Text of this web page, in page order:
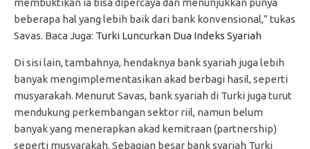
beberapa hal yang lebih baik dari bank konvensional,” tukas
Savas. Baca Juga: Turki Luncurkan Dua Indeks Syariah
Di sisi lain, tambahnya, hendaknya bank syariah juga lebih
banyak mengimplementasikan akad berbagi hasil, seperti
musyarakah. Menurut Savas, bank syariah di Turki juga turut
mendukung perkembangan sektor riil, namun belum
banyak yang menerapkan akad kemitraan (partnership)
seperti musyarakah. Sebagian besar bank syariah Turki